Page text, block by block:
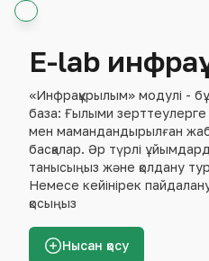
E-lab
«Инфрақұрылым» модулі -
база: Ғылыми зерттеулерге
мен мамандандырылған
басқалар. Әр түрлі
танысыңыз және қолдану
Немесе кейінірек
қосыңыз
Нысан қосу